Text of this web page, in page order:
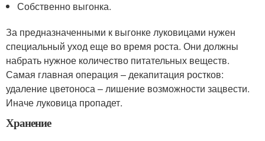
Собственно выгонка.
За предназначенными к выгонке луковицами нужен
специальный уход еще во время роста. Они должны
набрать нужное количество питательных веществ.
Самая главная операция – декапитация ростков:
удаление цветоноса – лишение возможности зацвести.
Иначе луковица пропадет.
Хранение